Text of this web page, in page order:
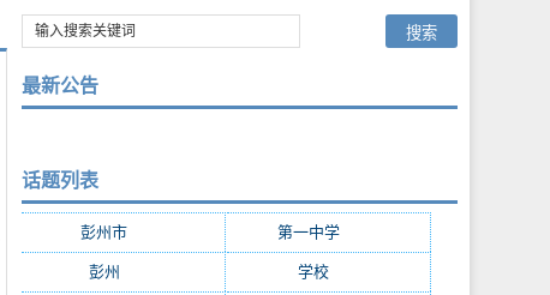
最新公告
话题列表
彭州市 第一中学
彭州 学校(29)